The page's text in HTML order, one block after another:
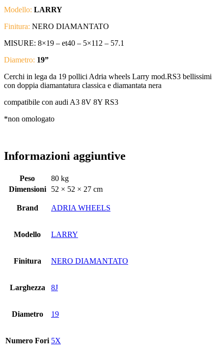
Modello: LARRY
Finitura: NERO DIAMANTATO
MISURE: 8×19 – et40 – 5×112 – 57.1
Diametro: 19”
Cerchi in lega da 19 pollici Adria wheels Larry mod.RS3 bellissimi
con doppia diamantatura classica e diamantata nera
compatibile con audi A3 8V 8Y RS3
*non omologato
Informazioni aggiuntive
Peso
80 kg
Dimensioni
52 × 52 × 27 cm
Brand ADRIA WHEELS
Modello LARRY
Finitura NERO DIAMANTATO
Larghezza 8J
Diametro 19
Numero Fori 5X